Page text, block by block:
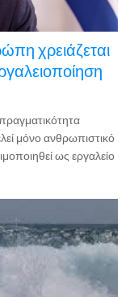
χρειάζεται
μόνο ανθρωπιστικό
ως εργαλείο